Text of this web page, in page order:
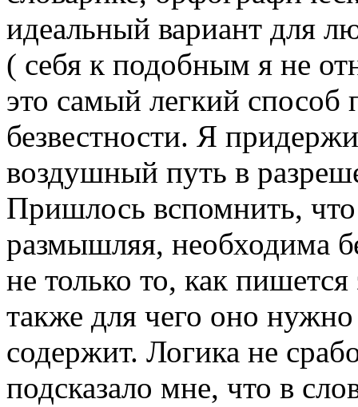
идеальный вариант для
( себя к подобным я не
это самый легкий способ
безвестности. Я
воздушный путь в
Пришлось вспомнить, что
размышляя, необходима
не только то, как
также для чего оно
содержит. Логика не
подсказало мне, что в